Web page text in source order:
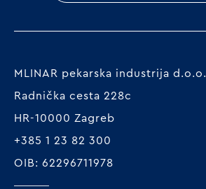
MLINAR pekarska industrija d.o.o.
Radnička cesta 228c
HR-10000 Zagreb
+385 1 23 82 300
OIB: 62296711978